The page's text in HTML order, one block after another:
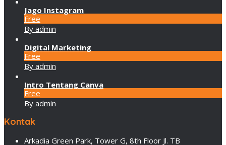
Jago Instagram
Free
By admin
Digital Marketing
Free
By admin
Intro Tentang Canva
Free
By admin
Kontak
Arkadia Green Park, Tower G, 8th Floor Jl. TB